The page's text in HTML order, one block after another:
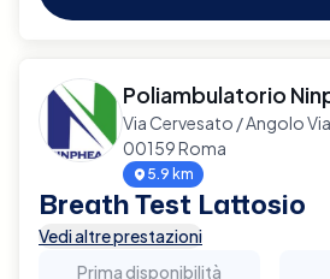
Poliambulatorio
Via Cervesato / Angolo
00159 Roma
5.9 km
Breath Test Lattosio
Vedi altre prestazioni
Prima disponibilità